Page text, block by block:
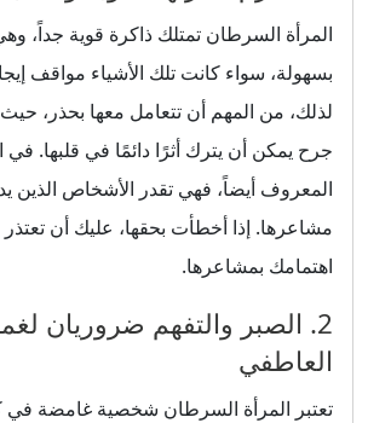
المرأة السرطان تمتلك ذاكرة قوية جداً،
بسهولة، سواء كانت تلك الأشياء مواقف
لذلك، من المهم أن تتعامل معها بحذر،
جرح يمكن أن يترك أثرًا دائمًا في قلبها. في
المعروف أيضاً، فهي تقدر الأشخاص الذين
مشاعرها. إذا أخطأت بحقها، عليك أن
اهتمامك بمشاعرها.
2. الصبر والتفهم ضروريان
العاطفي
تعتبر المرأة السرطان شخصية غامضة في